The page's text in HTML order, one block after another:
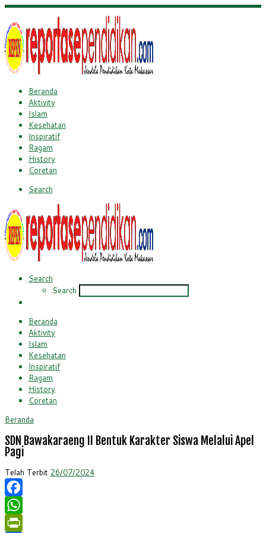
Beranda
Aktivity
Islam
Kesehatan
Inspiratif
Ragam
History
Coretan
Search
Search
Search
Beranda
Aktivity
Islam
Kesehatan
Inspiratif
Ragam
History
Coretan
Beranda
SDN Bawakaraeng II Bentuk Karakter Siswa Melalui Apel
Pagi
Telah Terbit 26/07/2024
Facebook
WhatsApp